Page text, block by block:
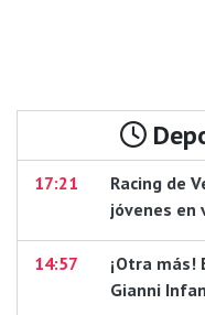
17:21
Racing de
jóvenes en
14:57
¡Otra más!
Gianni